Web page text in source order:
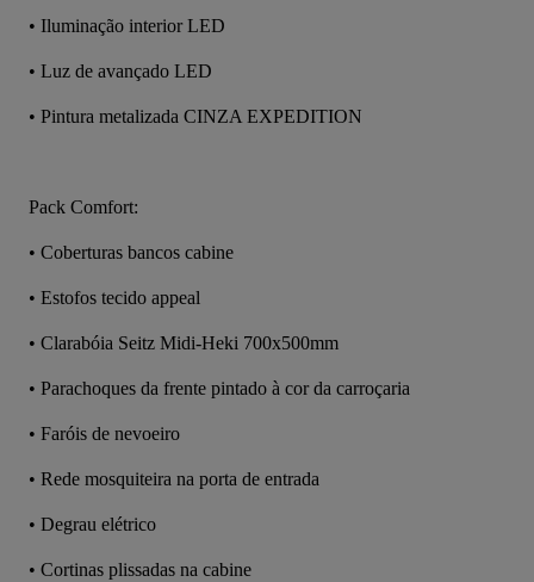
• Iluminação interior LED
• Luz de avançado LED
• Pintura metalizada CINZA EXPEDITION
Pack Comfort:
• Coberturas bancos cabine
• Estofos tecido appeal
• Clarabóia Seitz Midi-Heki 700x500mm
• Parachoques da frente pintado à cor da carroçaria
• Faróis de nevoeiro
• Rede mosquiteira na porta de entrada
• Degrau elétrico
• Cortinas plissadas na cabine